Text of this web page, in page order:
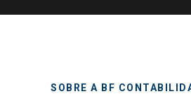
SOBRE A BF